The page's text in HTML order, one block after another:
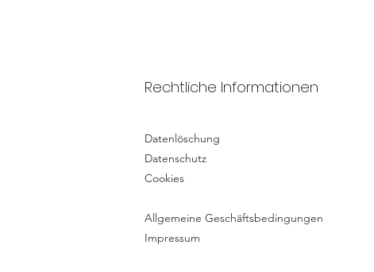
Rechtliche Informationen
Datenlöschung
Datenschutz
Cookies
Allgemeine Geschäftsbedingungen
Impressum